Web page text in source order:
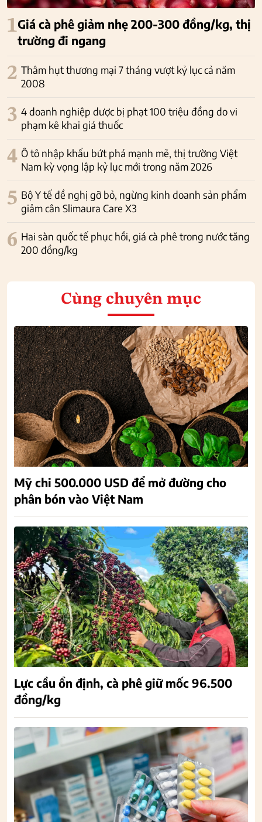
1Giá cà phê giảm nhẹ 200-300 đồng/kg, thị
trường đi ngang
2 Thâm hụt thương mại 7 tháng vượt kỷ lục cả năm
2008
3 4 doanh nghiệp dược bị phạt 100 triệu đồng do vi
phạm kê khai giá thuốc
4 Ô tô nhập khẩu bứt phá mạnh mẽ, thị trường Việt
Nam kỳ vọng lập kỷ lục mới trong năm 2026
5 Bộ Y tế đề nghị gỡ bỏ, ngừng kinh doanh sản phẩm
giảm cân Slimaura Care X3
6 Hai sàn quốc tế phục hồi, giá cà phê trong nước tăng
200 đồng/kg
Cùng chuyên mục
Mỹ chi 500.000 USD để mở đường cho
phân bón vào Việt Nam
Lực cầu ổn định, cà phê giữ mốc 96.500
đồng/kg